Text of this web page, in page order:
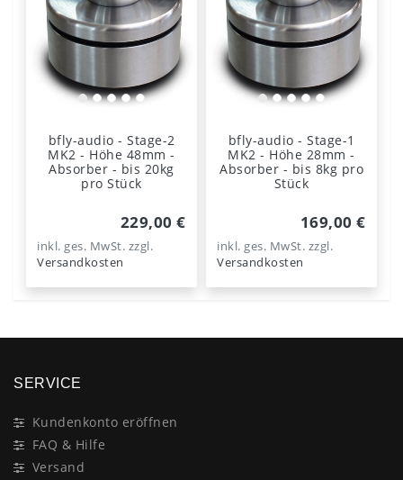
bfly-audio - Stage-2
MK2 - Höhe 48mm -
Absorber - bis 20kg
pro Stück
229,00 €
inkl. ges. MwSt. zzgl.
Versandkosten
bfly-audio - Stage-1
MK2 - Höhe 28mm -
Absorber - bis 8kg pro
Stück
169,00 €
inkl. ges. MwSt. zzgl.
Versandkosten
SERVICE
Kundenkonto eröffnen
FAQ & Hilfe
Versand